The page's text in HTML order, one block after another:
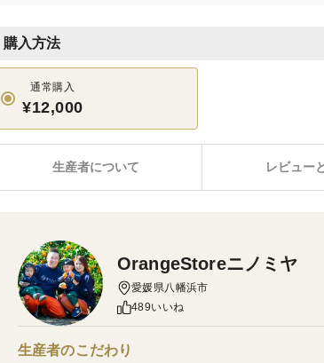
購入方法
通常購入
¥12,000
レビュー
生産者について
OrangeStoreニノミヤ
愛媛県八幡浜市
489いいね
生産者のこだわり